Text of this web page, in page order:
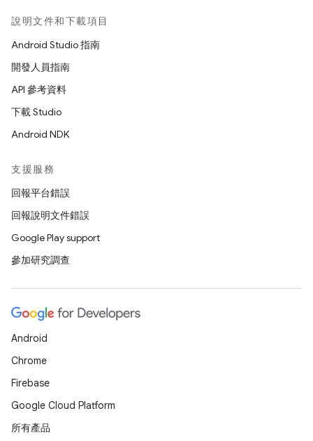
說明文件和下載項目
Android Studio 指南
開發人員指南
API 參考資料
下載 Studio
Android NDK
支援服務
回報平台錯誤
回報說明文件錯誤
Google Play support
參加研究調查
Android
Chrome
Firebase
Google Cloud Platform
所有產品